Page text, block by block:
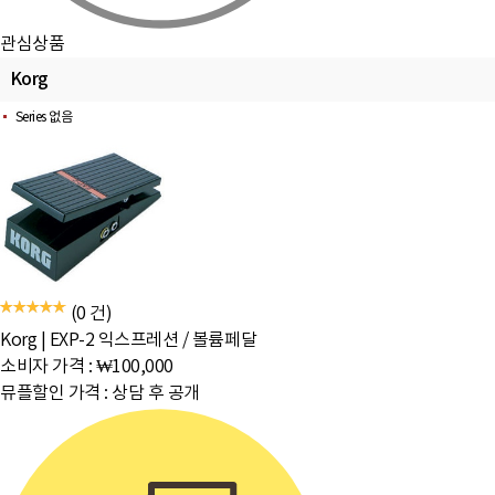
관심상품
Korg
Series 없음
(0 건)
Korg
EXP-2 익스프레션 / 볼륨페달
소비자 가격 : ₩100,000
뮤플할인 가격 : 상담 후 공개